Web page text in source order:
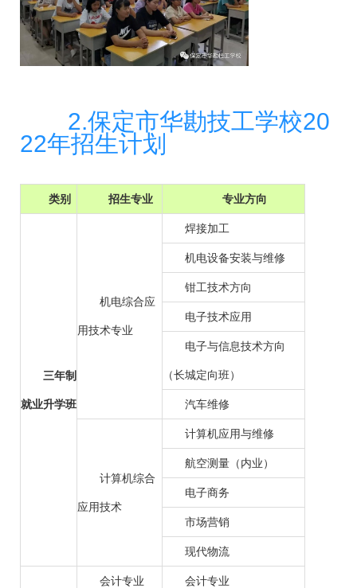
2.保定市华勘技工学校20
22年招生计划
类别 招生专业 专业方向
三年制
就业升学班
机电综合应
用技术专业
焊接加工
机电设备安装与维修
钳工技术方向
电子技术应用
电子与信息技术方向
（长城定向班）
汽车维修
计算机综合
应用技术
计算机应用与维修
航空测量（内业）
电子商务
市场营销
现代物流
会计专业 会计专业